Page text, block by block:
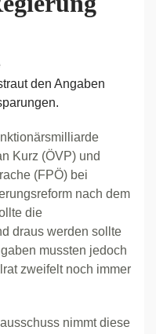
den Angaben
Kurz (ÖVP) und
(FPÖ) bei
nach dem
die
draus werden sollte
mussten jedoch
zweifelt noch immer
nimmt diese